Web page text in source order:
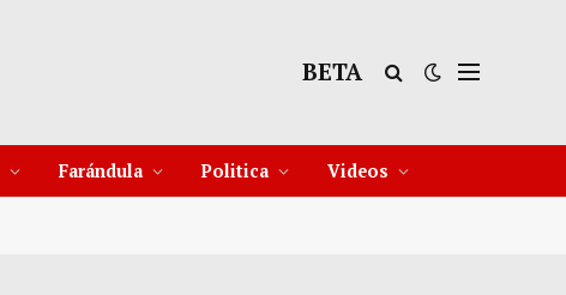
12 Ago 38°C
BETA
Farándula Politica Videos